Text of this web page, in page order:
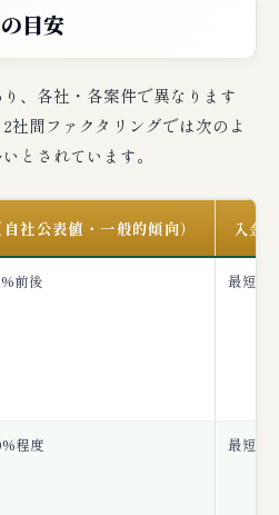
目安
、各社・各案件で異なります
社間ファクタリングでは次のよ
とされています。
社公表値・一般的傾向） 入金
前後 最短即
程度 最短即